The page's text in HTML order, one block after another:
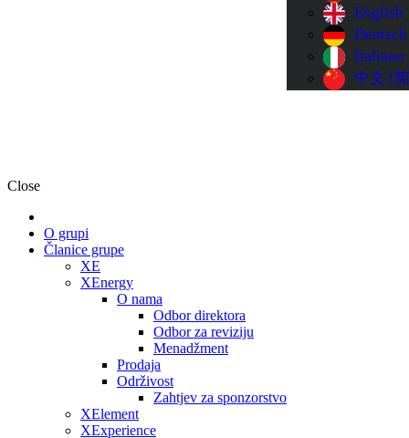
English
Deutsch
Italiano
中文 (
Close
O grupi
Članice grupe
XE
XEnergy
O nama
Odbor direktora
Odbor za reviziju
Menadžment
Prodaja
Održivost
Zahtjev za sponzorstvo
XElement
XExperience